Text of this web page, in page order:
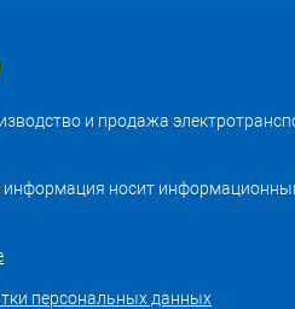
и продажа
информация носит
персональных данных